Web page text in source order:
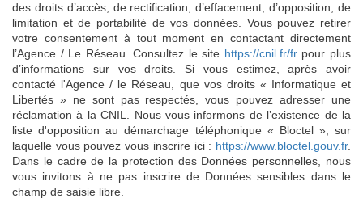
des droits d’accès, de rectification, d’effacement, d’opposition, de
limitation et de portabilité de vos données. Vous pouvez retirer
votre consentement à tout moment en contactant directement
l’Agence / Le Réseau. Consultez le site https://cnil.fr/frpour plus
d’informations sur vos droits. Si vous estimez, après avoir
contacté l'Agence / le Réseau, que vos droits « Informatique et
Libertés » ne sont pas respectés, vous pouvez adresser une
réclamation à la CNIL. Nous vous informons de l’existence de la
liste d'opposition au démarchage téléphonique « Bloctel », sur
laquelle vous pouvez vous inscrire ici : https://www.bloctel.gouv.fr.
Dans le cadre de la protection des Données personnelles, nous
vous invitons à ne pas inscrire de Données sensibles dans le
champ de saisie libre.